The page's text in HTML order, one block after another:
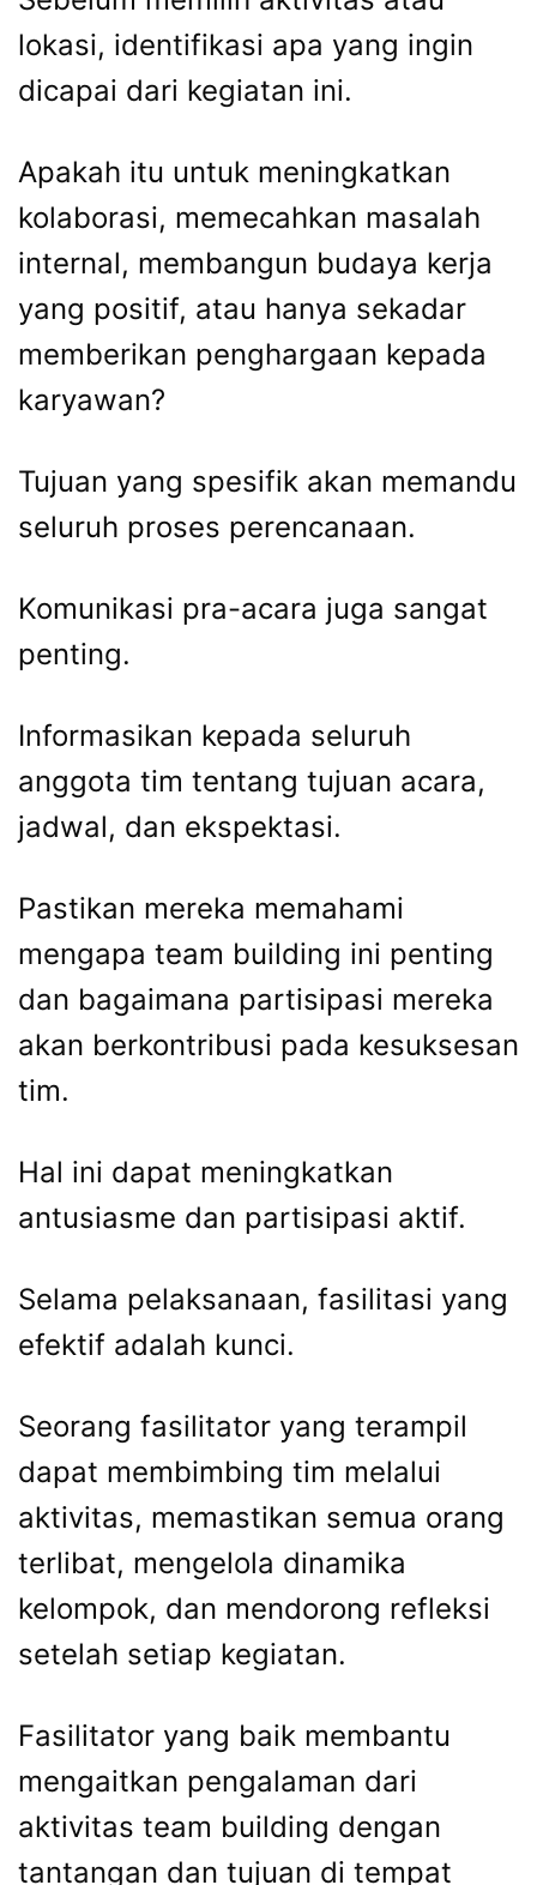
lokasi, identifikasi apa yang ingin
dicapai dari kegiatan ini.
Apakah itu untuk meningkatkan
kolaborasi, memecahkan masalah
internal, membangun budaya kerja
yang positif, atau hanya sekadar
memberikan penghargaan kepada
karyawan?
Tujuan yang spesifik akan memandu
seluruh proses perencanaan.
Komunikasi pra-acara juga sangat
penting.
Informasikan kepada seluruh
anggota tim tentang tujuan acara,
jadwal, dan ekspektasi.
Pastikan mereka memahami
mengapa team building ini penting
dan bagaimana partisipasi mereka
akan berkontribusi pada kesuksesan
tim.
Hal ini dapat meningkatkan
antusiasme dan partisipasi aktif.
Selama pelaksanaan, fasilitasi yang
efektif adalah kunci.
Seorang fasilitator yang terampil
dapat membimbing tim melalui
aktivitas, memastikan semua orang
terlibat, mengelola dinamika
kelompok, dan mendorong refleksi
setelah setiap kegiatan.
Fasilitator yang baik membantu
mengaitkan pengalaman dari
aktivitas team building dengan
tantangan dan tujuan di tempat